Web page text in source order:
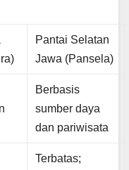
Pantai Selatan
Jawa (Pansela)
Berbasis
sumber daya
dan pariwisata
Terbatas;